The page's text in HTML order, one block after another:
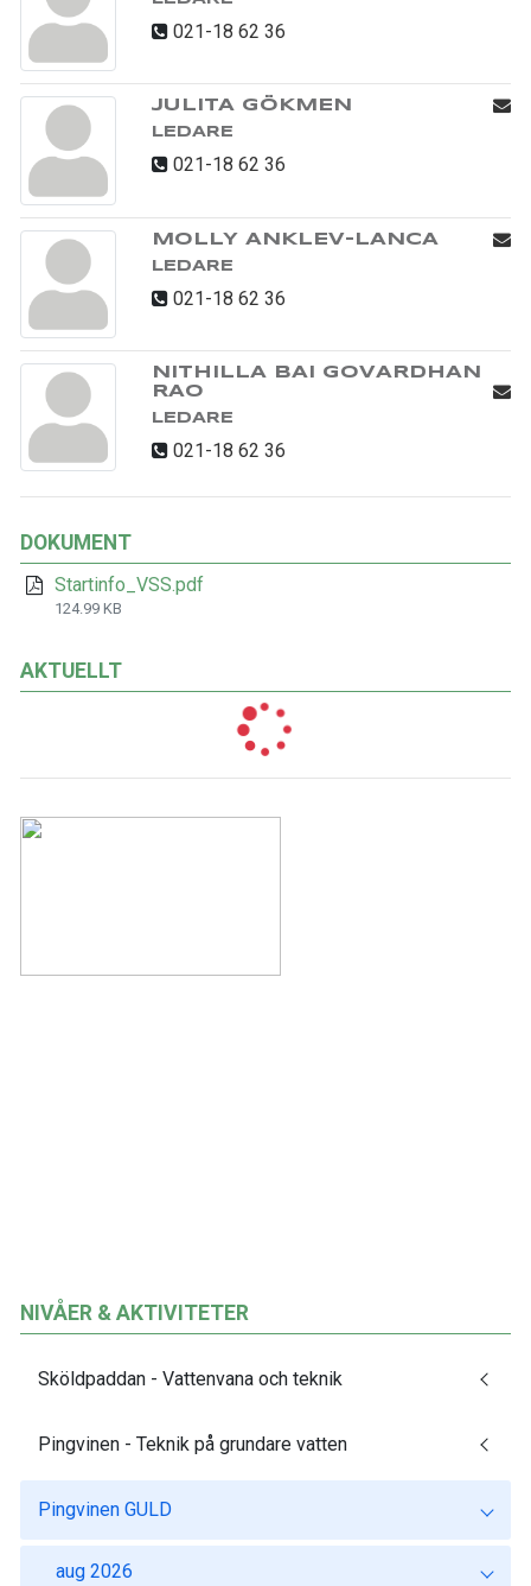
021-18 62 36
JULITA GÖKMEN
LEDARE
021-18 62 36
MOLLY ANKLEV-LANCA
LEDARE
021-18 62 36
NITHILLA BAI GOVARDHAN
RAO
LEDARE
021-18 62 36
DOKUMENT
Startinfo_VSS.pdf
124.99 KB
AKTUELLT
NIVÅER & AKTIVITETER
Sköldpaddan - Vattenvana och teknik
Pingvinen - Teknik på grundare vatten
Pingvinen GULD
aug 2026